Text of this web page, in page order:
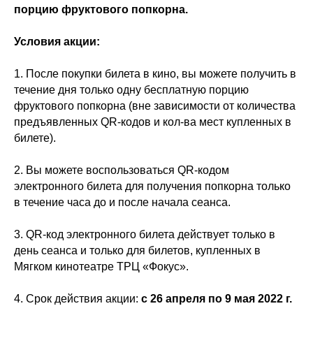
порцию фруктового попкорна.
Условия акции:
1. После покупки билета в кино, вы можете получить в
течение дня только одну бесплатную порцию
фруктового попкорна (вне зависимости от количества
предъявленных QR-кодов и кол-ва мест купленных в
билете).
2. Вы можете воспользоваться QR-кодом
электронного билета для получения попкорна только
в течение часа до и после начала сеанса.
3. QR-код электронного билета действует только в
день сеанса и только для билетов, купленных в
Мягком кинотеатре ТРЦ «Фокус».
4. Срок действия акции: с 26 апреля по 9 мая 2022 г.